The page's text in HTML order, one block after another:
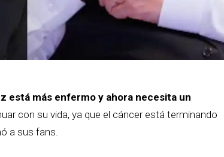
está más enfermo y ahora necesita un
con su vida, ya que el cáncer está terminando
a sus fans.